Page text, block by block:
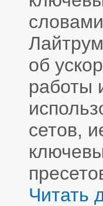
об
работы
сетов,